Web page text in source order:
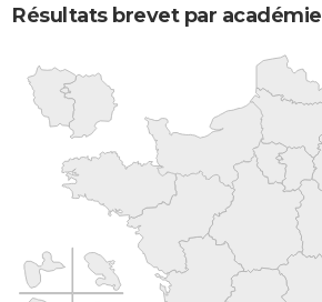
Résultats brevet par académie